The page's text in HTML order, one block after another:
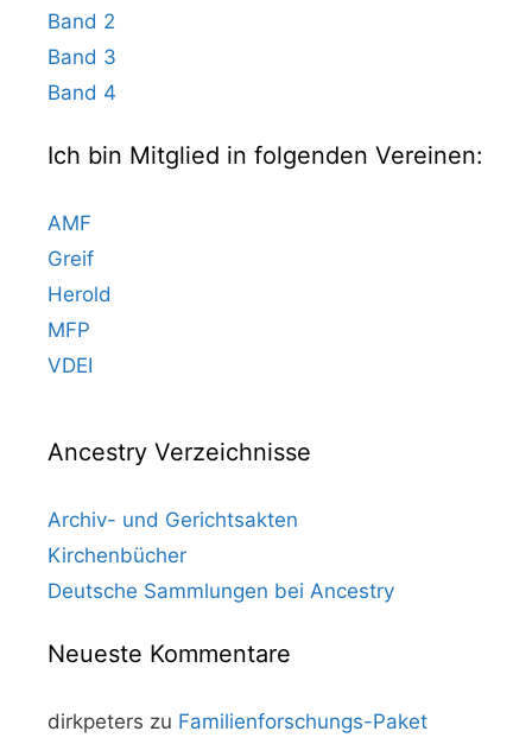
Band 2
Band 3
Band 4
Ich bin Mitglied in folgenden Vereinen:
AMF
Greif
Herold
MFP
VDEI
Ancestry Verzeichnisse
Archiv- und Gerichtsakten
Kirchenbücher
Deutsche Sammlungen bei Ancestry
Neueste Kommentare
dirkpeters zu Familienforschungs-Paket